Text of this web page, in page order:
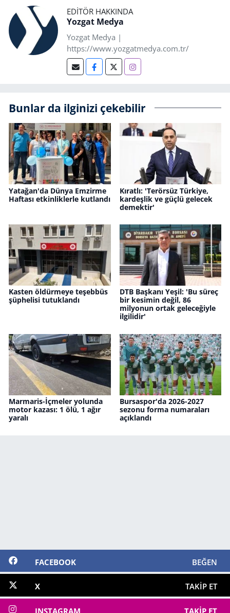
EDITÖR HAKKINDA
Yozgat Medya
Yozgat Medya |
https://www.yozgatmedya.com.tr/
Bunlar da ilginizi çekebilir
Yatağan'da Dünya Emzirme
Haftası etkinliklerle kutlandı
Kıratlı: 'Terörsüz Türkiye,
kardeşlik ve güçlü gelecek
demektir'
Kasten öldürmeye teşebbüs
şüphelisi tutuklandı
DTB Başkanı Yeşil: 'Bu süreç
bir kesimin değil, 86
milyonun ortak geleceğiyle
ilgilidir'
Marmaris-İçmeler yolunda
motor kazası: 1 ölü, 1 ağır
yaralı
Bursaspor'da 2026-2027
sezonu forma numaraları
açıklandı
FACEBOOK BEĞEN
X TAKIP ET
INSTAGRAM TAKIP ET